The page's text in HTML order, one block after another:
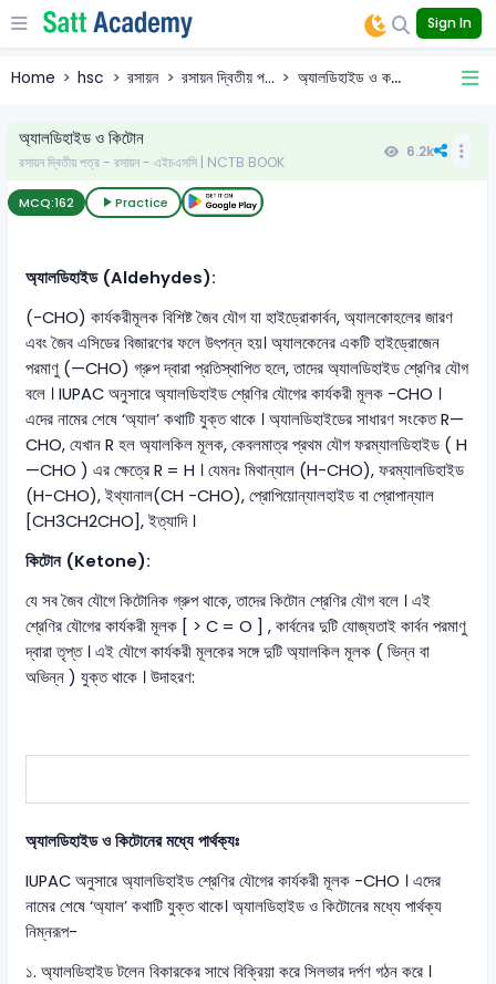
Sign In
Home hsc রসায়ন রসায়ন দ্বিতীয় প... অ্যালডিহাইড ও ক...
অ্যালডিহাইড ও কিটোন
রসায়ন দ্বিতীয় পত্র - রসায়ন - এইচএসসি | NCTB BOOK
6.2k
MCQ:162 Practice
অ্যালডিহাইড (Aldehydes):
(-CHO) কার্যকরীমূলক বিশিষ্ট জৈব যৌগ যা হাইড্রোকার্বন, অ্যালকোহলের জারণ
এবং জৈব এসিডের বিজারণের ফলে উৎপন্ন হয়। অ্যালকেনের একটি হাইড্রোজেন
পরমাণু (—CHO) গ্রুপ দ্বারা প্রতিস্থাপিত হলে, তাদের অ্যালডিহাইড শ্রেণির যৌগ
বলে । IUPAC অনুসারে অ্যালডিহাইড শ্রেণির যৌগের কার্যকরী মূলক -CHO ।
এদের নামের শেষে ‘অ্যাল’ কথাটি যুক্ত থাকে । অ্যালডিহাইডের সাধারণ সংকেত R—
CHO, যেখান R হল অ্যালকিল মূলক, কেবলমাত্র প্রথম যৌগ ফরম্যালডিহাইড ( H
—CHO ) এর ক্ষেত্রে R = H । যেমনঃ মিথান্যাল (H-CHO), ফরম্যালডিহাইড
(H-CHO), ইথ্যানাল(CH -CHO), প্রোপিয়োন্যালহাইড বা প্রোপান্যাল
[CH3CH2CHO], ইত্যাদি ।
কিটোন (Ketone):
যে সব জৈব যৌগে কিটোনিক গ্রুপ থাকে, তাদের কিটোন শ্রেণির যৌগ বলে । এই
শ্রেণির যৌগের কার্যকরী মূলক [ > C = O ] , কার্বনের দুটি যোজ্যতাই কার্বন পরমাণু
দ্বারা তৃপ্ত । এই যৌগে কার্যকরী মূলকের সঙ্গে দুটি অ্যালকিল মূলক ( ভিন্ন বা
অভিন্ন ) যুক্ত থাকে । উদাহরণ:
অ্যালডিহাইড ও কিটোনের মধ্যে পার্থক্যঃ
IUPAC অনুসারে অ্যালডিহাইড শ্রেণির যৌগের কার্যকরী মূলক -CHO । এদের
নামের শেষে ‘অ্যাল’ কথাটি যুক্ত থাকে। অ্যালডিহাইড ও কিটোনের মধ্যে পার্থক্য
নিম্নরূপ-
১. অ্যালডিহাইড টলেন বিকারকের সাথে বিক্রিয়া করে সিলভার দর্পণ গঠন করে ।